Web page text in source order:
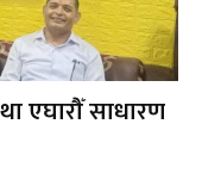
एघारौँ साधारण